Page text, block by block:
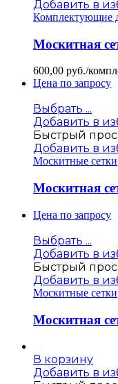
Добавить в
Комплектующие
Москитная
600,00 руб./
Цена по запросу
Выбрать ...
Добавить в
Быстрый
Добавить в
Москитные сетки
Москитная
Цена по запросу
Выбрать ...
Добавить в
Быстрый
Добавить в
Москитные сетки
Москитная
В корзину
Добавить в